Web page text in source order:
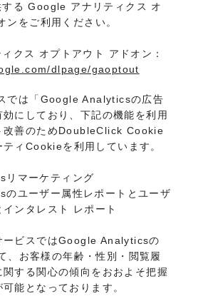
る Google アナリティクス オ
ンをご利用ください。
クス オプトアウト アドオン：
dlpage/gaoptout
では「Google Analyticsの広告
にしており、下記の機能を利用
改善のためDoubleClick Cookie
ィCookieを利用しています。
マーケティング
ユーザー属性レポートとユーザ
ンタレスト レポート
ービスではGoogle Analyticsの
、お客様の年齢・性別・閲覧履
する関心の傾向をおおよそ把握
能となっております。